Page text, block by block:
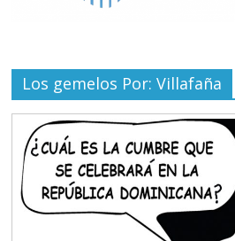
Los gemelos Por: Villafaña